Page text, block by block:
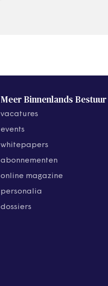
Meer Binnenlands Bestuur
vacatures
events
whitepapers
abonnementen
online magazine
personalia
dossiers